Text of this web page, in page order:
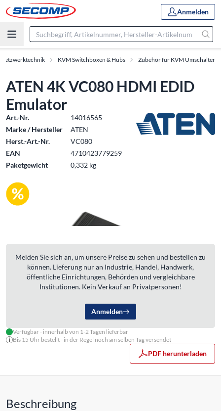
Anmelden
KVM Switchboxen & Hubs Zubehör für KVM Umschalter
ATEN 4K VC080 HDMI EDID
Emulator
Art.-Nr.
14016565
Marke / Hersteller
ATEN
Herst.-Art.-Nr.
VC080
EAN
4710423779259
Paketgewicht
0,332 kg
Melden Sie sich an, um unsere Preise zu sehen und bestellen zu
können. Lieferung nur an Industrie, Handel, Handwerk,
öffentliche Einrichtungen, Behörden und vergleichbare
Institutionen. Kein Verkauf an Privatpersonen!
Anmelden
Verfügbar - innerhalb von 1-2 Tagen lieferbar
Bis 15 Uhr bestellt - in der Regel noch am selben Tag versendet
PDF herunterladen
Beschreibung